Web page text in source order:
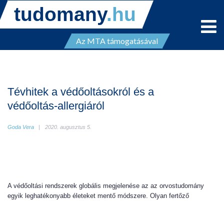
tudomany.hu
Az MTA támogatásával
Tévhitek a védőoltásokról és a
védőoltás-allergiáról
Goda Vera 2020. augusztus 5.
A védőoltási rendszerek globális megjelenése az az orvostudomány
egyik leghatékonyabb életeket mentő módszere. Olyan fertőző